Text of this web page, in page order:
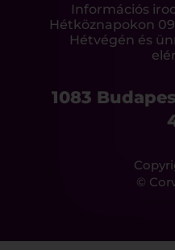
Információs
Hétköznapokon
Hétvégén és
1083
©